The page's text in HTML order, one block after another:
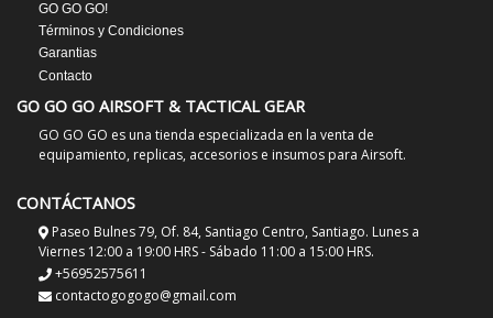
GO GO GO!
Términos y Condiciones
Garantias
Contacto
GO GO GO AIRSOFT & TACTICAL GEAR
GO GO GO es una tienda especializada en la venta de
equipamiento, replicas, accesorios e insumos para Airsoft.
CONTÁCTANOS
Paseo Bulnes 79, Of. 84, Santiago Centro, Santiago. Lunes a
Viernes 12:00 a 19:00 HRS - Sábado 11:00 a 15:00 HRS.
+56952575611
contactogogogo@gmail.com